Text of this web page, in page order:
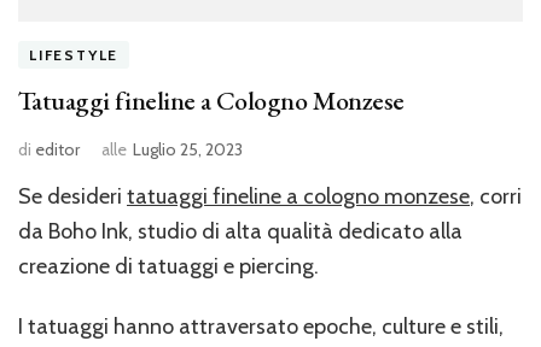
LIFESTYLE
Tatuaggi fineline a Cologno Monzese
di editor alle Luglio 25, 2023
Se desideri tatuaggi fineline a cologno monzese, corri
da Boho Ink, studio di alta qualità dedicato alla
creazione di tatuaggi e piercing.
I tatuaggi hanno attraversato epoche, culture e stili,